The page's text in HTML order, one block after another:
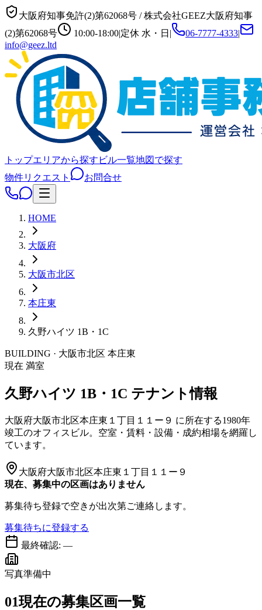
大阪府知事免許(2)第62068号 /株式会社GEEZ大阪府知事
(2)第62068号
10:00-18:00|定休 水・日 | 06-7777-4333|
info@geez.ltd
トップエリアから探す ビル一覧地図で探す
物件リクエスト
お問合せ
HOME
大阪府
大阪市北区
本庄東
久野ハイツ 1B・1C
BUILDING · 大阪市北区 本庄東
現在 満室
久野ハイツ 1B・1C テナント情報
大阪府大阪市北区本庄東１丁目１１ー９ に所在する1980年
竣工のオフィスビル。空室・賃料・設備・成約相場を網羅し
ています。
大阪府大阪市北区本庄東１丁目１１ー９
現在、募集中の区画はありません
募集待ち登録で空きが出次第ご連絡します。
募集待ちに登録する
最終確認: —
写真準備中
01現在の募集区画一覧